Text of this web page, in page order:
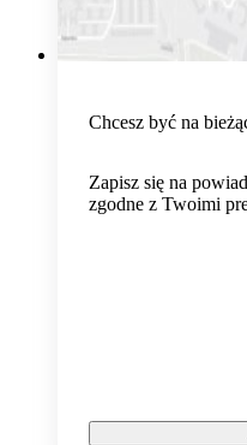
Chcesz być na
Zapisz się na
zgodne z Twoimi